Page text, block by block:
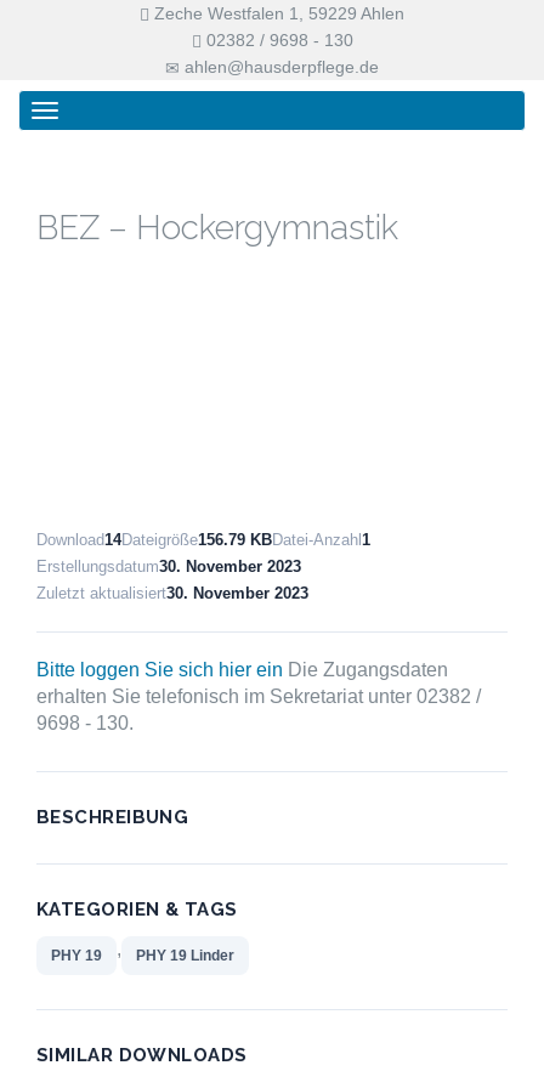
Zeche Westfalen 1, 59229 Ahlen
02382 / 9698 - 130
ahlen@hausderpflege.de
Primary
Menu
Skip
Haus der Pflege
BEZ – Hockergymnastik
Download14Dateigröße156.79 KBDatei-Anzahl 1
Erstellungsdatum30. November 2023
Zuletzt aktualisiert30. November 2023
Bitte loggen Sie sich hier ein Die Zugangsdaten
erhalten Sie telefonisch im Sekretariat unter 02382 /
9698 - 130.
BESCHREIBUNG
KATEGORIEN & TAGS
PHY 19 , PHY 19 Linder
SIMILAR DOWNLOADS